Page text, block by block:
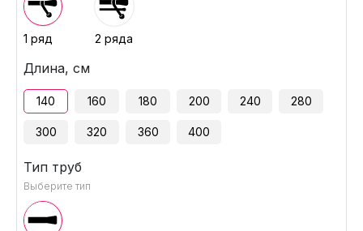
1 ряд 2 ряда
Длина, см
140 160 180 200 240 280
300 320 360 400
Тип труб
Выберите тип